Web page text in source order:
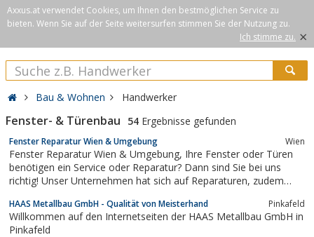
Axxus.at verwendet Cookies, um Ihnen den bestmöglichen Service zu
bieten. Wenn Sie auf der Seite weitersurfen stimmen Sie der Nutzung zu.
Ich stimme zu. ×
Bau & Wohnen Handwerker
Fenster- & Türenbau 54 Ergebnisse gefunden
Fenster Reparatur Wien & Umgebung Wien
Fenster Reparatur Wien & Umgebung, Ihre Fenster oder Türen
benötigen ein Service oder Reparatur? Dann sind Sie bei uns
richtig! Unser Unternehmen hat sich auf Reparaturen, zudem
genauso das Prüfen von Brandschutztüren nach den
gesetzlichen Vorschriften, Normen und...
HAAS Metallbau GmbH - Qualität von Meisterhand Pinkafeld
Willkommen auf den Internetseiten der HAAS Metallbau GmbH in
Pinkafeld